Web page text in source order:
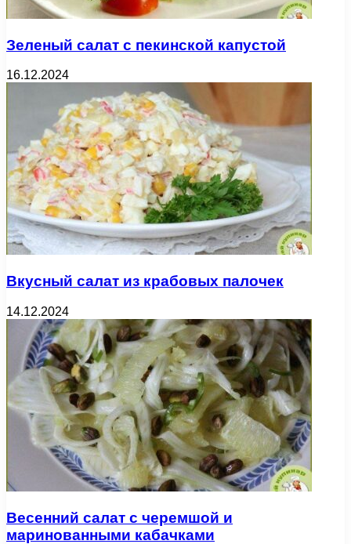
Зеленый салат с пекинской капустой
16.12.2024
Вкусный салат из крабовых палочек
14.12.2024
Весенний салат с черемшой и
маринованными кабачками